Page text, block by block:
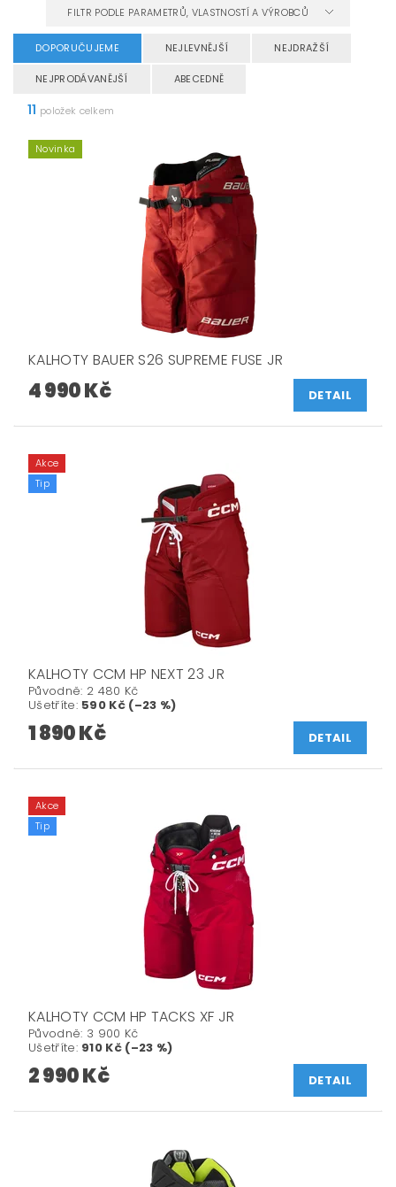
FILTR PODLE PARAMETRŮ, VLASTNOSTÍ A VÝROBCŮ
DOPORUČUJEME NEJLEVNĚJŠÍ NEJDRAŽŠÍ
NEJPRODÁVANĚJŠÍ ABECEDNĚ
11 položek celkem
Novinka
KALHOTY BAUER S26 SUPREME FUSE JR
4 990 Kč DETAIL
Akce
Tip
KALHOTY CCM HP NEXT 23 JR
Původně: 2 480 Kč
Ušetříte: 590 Kč (–23 %)
1 890 Kč DETAIL
Akce
Tip
KALHOTY CCM HP TACKS XF JR
Původně: 3 900 Kč
Ušetříte: 910 Kč (–23 %)
2 990 Kč DETAIL